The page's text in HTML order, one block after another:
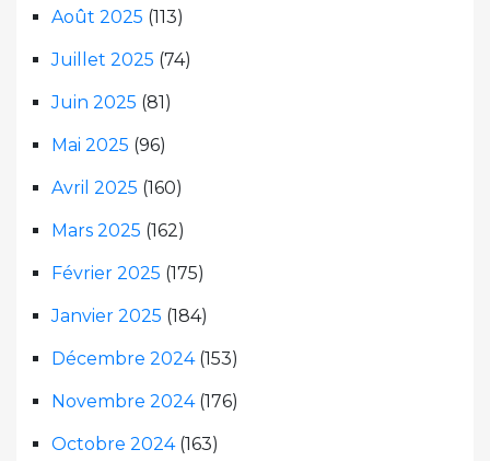
Août 2025 (113)
Juillet 2025 (74)
Juin 2025 (81)
Mai 2025 (96)
Avril 2025 (160)
Mars 2025 (162)
Février 2025 (175)
Janvier 2025 (184)
Décembre 2024(153)
Novembre 2024(176)
Octobre 2024(163)